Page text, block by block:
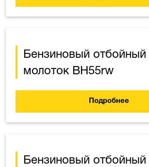
Бензиновый отбойный
молоток BH55rw
Подробнее
Бензиновый отбойный